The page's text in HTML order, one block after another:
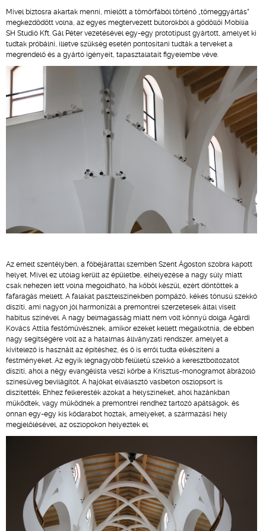
Mivel biztosra akartak menni, mielőtt a tömörfából történő „tömeggyártás”
megkezdődött volna, az egyes megtervezett bútorokból a gödöllői Mobilia
SH Studió Kft. Gál Péter vezetésével egy-egy prototípust gyártott, amelyet ki
tudtak próbálni, illetve szükség esetén pontosítani tudták a terveket a
megrendelő és a gyártó igényeit, tapasztalatait figyelembe véve.
Az emelt szentélyben, a főbejárattal szemben Szent Ágoston szobra kapott
helyet. Mivel ez utólag került az épületbe, elhelyezése a nagy súly miatt
csak nehezen lett volna megoldható, ha kőből készül, ezért döntöttek a
fafaragás mellett. A falakat pasztelszínekben pompázó, kékes tónusú szekkó
díszíti, ami nagyon jól harmonizál a premontrei szerzetesek által viselt
habitus színével. A nagy belmagasság miatt nem volt könnyű dolga Agárdi
Kovács Attila festőművésznek, amikor ezeket kellett megalkotnia, de ebben
nagy segítségére volt az a hatalmas állványzati rendszer, amelyet a
kivitelező is használt az építéshez, és ő is erről tudta elkészíteni a
festményeket. Az egyik legnagyobb felületű szekkó a keresztboltozatot
díszíti, ahol a négy evangélista veszi körbe a Krisztus-monogramot ábrázoló
színesüveg bevilágítót. A hajókat elválasztó vasbeton oszlopsort is
díszítették. Ehhez felkeresték azokat a helyszíneket, ahol hazánkban
működtek, vagy működnek a premontrei rendhez tartozó apátságok, és
onnan egy-egy kis kődarabot hoztak, amelyeket, a származási hely
megjelölésével, az oszlopokon helyeztek el.